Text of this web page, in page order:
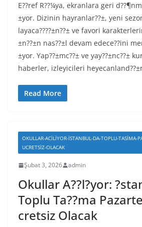
E??ref R??¼ya, ekranlara geri
±yor. Dizinin hayranlar??±, yeni
layaca????±n??± ve favori
±n??±n nas??±l devam edece??ini
±yor. Yap??±mc??± ve yay??±nc??±
haberler, izleyicileri
Read More
OKULLAR-ACILIYOR-ISTANBUL-DA-TOPLU-TASIMA-
UCRETSIZ-OLACAK
Şubat 3, 2026 admin
Okullar A??l?yor:
Toplu Ta??ma
cretsiz Olacak